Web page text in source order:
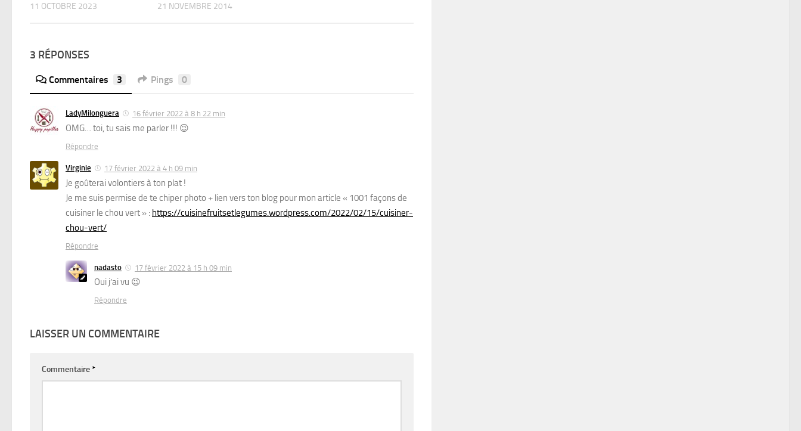
11 OCTOBRE 2023 21 NOVEMBRE 2014
3 RÉPONSES
Commentaires 3 Pings 0
LadyMilonguera 16 février 2022 à 8 h 22 min
OMG… toi, tu sais me parler !!! 😉
Répondre
Virginie 17 février 2022 à 4 h 09 min
Je goûterai volontiers à ton plat !
Je me suis permise de te chiper photo + lien vers ton blog pour mon article « 1001 façons de
cuisiner le chou vert » : https://cuisinefruitsetlegumes.wordpress.com/2022/02/15/cuisiner-
chou-vert/
Répondre
nadasto 17 février 2022 à 15 h 09 min
Oui j’ai vu 😉
Répondre
LAISSER UN COMMENTAIRE
Commentaire*